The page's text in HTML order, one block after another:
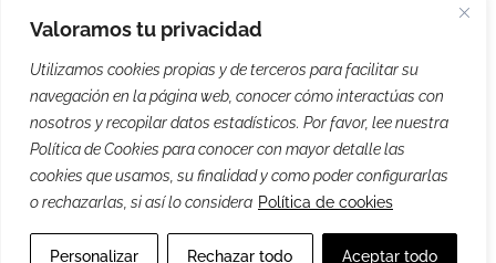
Valoramos tu privacidad
Utilizamos cookies propias y de terceros para facilitar su
navegación en la página web, conocer cómo interactúas con
nosotros y recopilar datos estadísticos. Por favor, lee nuestra
Política de Cookies para conocer con mayor detalle las
cookies que usamos, su finalidad y como poder configurarlas
o rechazarlas, si así lo considera Política de cookies
Personalizar Rechazar todo Aceptar todo